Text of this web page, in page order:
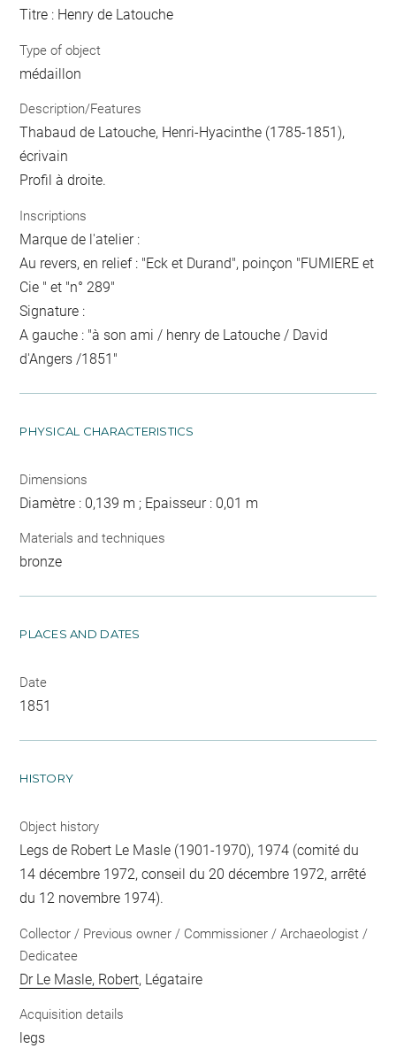
Titre : Henry de Latouche
Type of object
médaillon
Description/Features
Thabaud de Latouche, Henri-Hyacinthe (1785-1851),
écrivain
Profil à droite.
Inscriptions
Marque de l'atelier :
Au revers, en relief : "Eck et Durand", poinçon "FUMIERE et
Cie " et "n° 289"
Signature :
A gauche : "à son ami / henry de Latouche / David
d'Angers /1851"
PHYSICAL CHARACTERISTICS
Dimensions
Diamètre : 0,139 m ; Epaisseur : 0,01 m
Materials and techniques
bronze
PLACES AND DATES
Date
1851
HISTORY
Object history
Legs de Robert Le Masle (1901-1970), 1974 (comité du
14 décembre 1972, conseil du 20 décembre 1972, arrêté
du 12 novembre 1974).
Collector / Previous owner / Commissioner / Archaeologist /
Dedicatee
Dr Le Masle, Robert, Légataire
Acquisition details
legs